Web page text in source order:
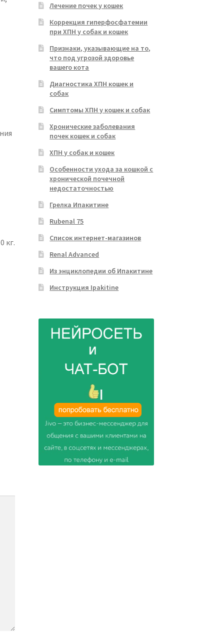
кг.
Лечение почек у кошек
Коррекция гиперфосфатемии
при ХПН у собак и кошек
Признаки, указывающие на то,
что под угрозой здоровье
вашего кота
Диагностика ХПН кошек и
собак
Симптомы ХПН у кошек и собак
Хронические заболевания
почек кошек и собак
ХПН у собак и кошек
Особенности ухода за кошкой с
хронической почечной
недостаточностью
Грелка Ипакитине
Rubenal 75
Список интернет-магазинов
Renal Advanced
Из энциклопедии об Ипакитине
Инструкция Ipakitine